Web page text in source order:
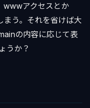
wwwアクセスとか
まう。それを省けば大
の内容に応じて表
うか？